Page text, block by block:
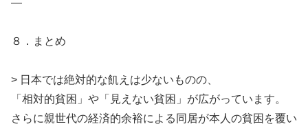
—
８．まとめ
> 日本では絶対的な飢えは少ないものの、
「相対的貧困」や「見えない貧困」が広がっています。
さらに親世代の経済的余裕による同居が本人の貧困を覆い